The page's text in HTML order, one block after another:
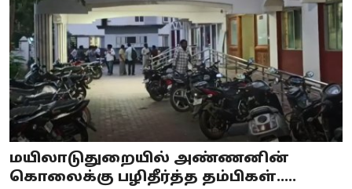
மயிலாடுதுறையில் அண்ணனின்
கொலைக்கு பழிதீர்த்த தம்பிகள்.....